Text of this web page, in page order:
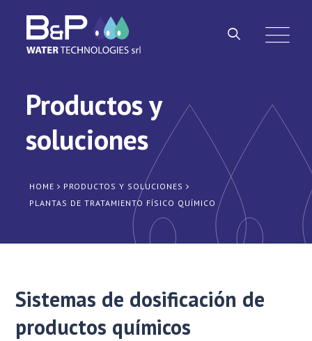
Productos y
soluciones
HOME
PRODUCTOS Y SOLUCIONES
PLANTAS DE TRATAMIENTO FÍSICO QUÍMICO
Sistemas de dosificación de
productos químicos